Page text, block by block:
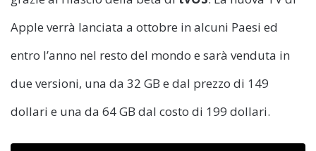
Apple verrà lanciata a ottobre in alcuni Paesi ed
entro l’anno nel resto del mondo e sarà venduta in
due versioni, una da 32 GB e dal prezzo di 149
dollari e una da 64 GB dal costo di 199 dollari.